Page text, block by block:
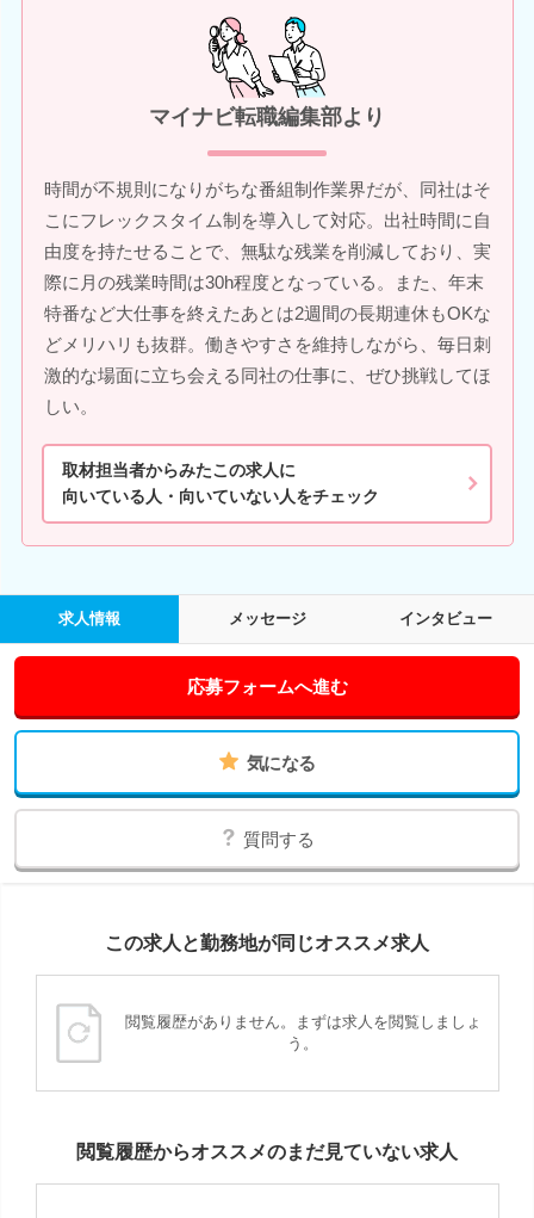
マイナビ転職編集部より
時間が不規則になりがちな番組制作業界だが、同社はそ
こにフレックスタイム制を導入して対応。出社時間に自
由度を持たせることで、無駄な残業を削減しており、実
際に月の残業時間は30h程度となっている。また、年末
特番など大仕事を終えたあとは2週間の長期連休もOKな
どメリハリも抜群。働きやすさを維持しながら、毎日刺
激的な場面に立ち会える同社の仕事に、ぜひ挑戦してほ
しい。
取材担当者からみたこの求人に
向いている人・向いていない人をチェック
求人情報 メッセージ インタビュー
応募フォームへ進む
気になる
質問する
この求人と勤務地が同じオススメ求人
閲覧履歴がありません。まずは求人を閲覧しましょ
う。
閲覧履歴からオススメのまだ見ていない求人